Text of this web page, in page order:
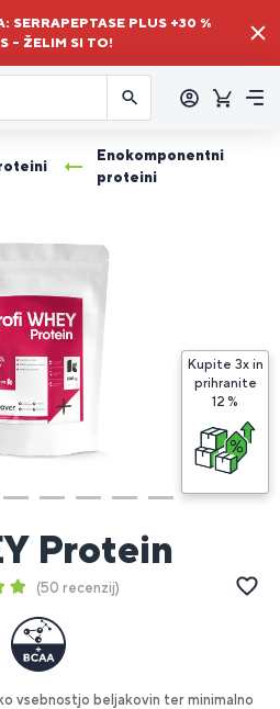
SERRAPEPTASE PLUS +30 %
– ŽELIM SI TO!
Enokomponentni
proteini
Kupite 3x in
prihranite
12 %
Protein
50 recenzij
vsebnostjo beljakovin ter minimalno